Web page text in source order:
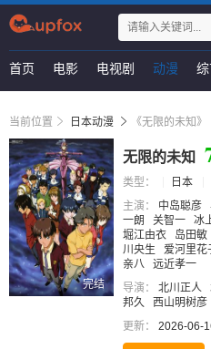
首页 电影 电视剧 动漫
当前位置 日本动漫 《无限的未知》
完结
无限的未知
类型： 日本
主演：
中岛聪彦
一朗
关智一 冰
堀江由衣
岛田敏
川央生
爱河里花
亲八
远近孝一
导演：
北川正人
邦久
西山明树彦
更新：
2026-06-